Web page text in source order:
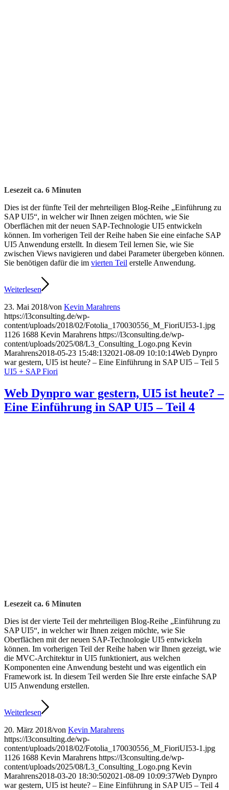
Lesezeit ca. 6 Minuten
Dies ist der fünfte Teil der mehrteiligen Blog-Reihe „Einführung zu
SAP UI5“, in welcher wir Ihnen zeigen möchten, wie Sie
Oberflächen mit der neuen SAP-Technologie UI5 entwickeln
können. Im vorherigen Teil der Reihe haben Sie eine einfache SAP
UI5 Anwendung erstellt. In diesem Teil lernen Sie, wie Sie
zwischen Views navigieren und dabei Parameter übergeben können.
Sie benötigen dafür die im vierten Teil erstelle Anwendung.
Weiterlesen
23. Mai 2018/von Kevin Marahrens
https://l3consulting.de/wp-
content/uploads/2018/02/Fotolia_170030556_M_FioriUI53-1.jpg
1126 1688 Kevin Marahrens https://l3consulting.de/wp-
content/uploads/2025/08/L3_Consulting_Logo.png Kevin
Marahrens2018-05-23 15:48:132021-08-09 10:10:14Web Dynpro
war gestern, UI5 ist heute? – Eine Einführung in SAP UI5 – Teil 5
UI5 + SAP Fiori
Web Dynpro war gestern, UI5 ist heute? –
Eine Einführung in SAP UI5 – Teil 4
Lesezeit ca. 6 Minuten
Dies ist der vierte Teil der mehrteiligen Blog-Reihe „Einführung zu
SAP UI5“, in welcher wir Ihnen zeigen möchte, wie Sie
Oberflächen mit der neuen SAP-Technologie UI5 entwickeln
können. Im vorherigen Teil der Reihe haben wir Ihnen gezeigt, wie
die MVC-Architektur in UI5 funktioniert, aus welchen
Komponenten eine Anwendung besteht und was eigentlich ein
Framework ist. In diesem Teil werden Sie Ihre erste einfache SAP
UI5 Anwendung erstellen.
Weiterlesen
20. März 2018/von Kevin Marahrens
https://l3consulting.de/wp-
content/uploads/2018/02/Fotolia_170030556_M_FioriUI53-1.jpg
1126 1688 Kevin Marahrens https://l3consulting.de/wp-
content/uploads/2025/08/L3_Consulting_Logo.png Kevin
Marahrens2018-03-20 18:30:502021-08-09 10:09:37Web Dynpro
war gestern, UI5 ist heute? – Eine Einführung in SAP UI5 – Teil 4